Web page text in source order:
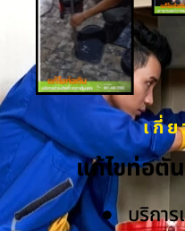
เกี่
แก้ไขท่อตั
บริกา